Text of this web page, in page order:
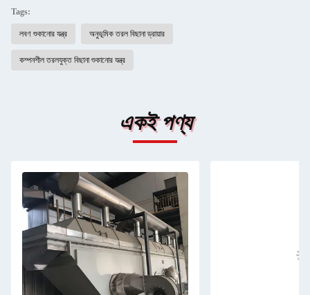
Tags:
লবণ শুকানোর যন্ত্র অনুভূমিক তরল বিছানা ড্রায়ার
কম্পনশীল তরলযুক্ত বিছানা শুকানোর যন্ত্র
একই পণ্য